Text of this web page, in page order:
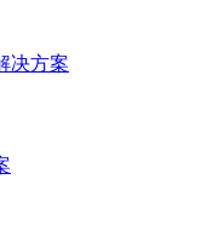
决方案